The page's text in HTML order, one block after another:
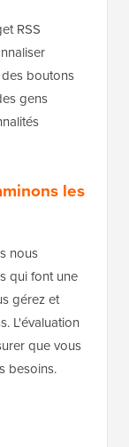
RSS
des boutons
gens
les
nous
qui font une
gérez et
L'évaluation
que vous
besoins.